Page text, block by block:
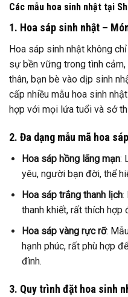
Các mẫu hoa sinh nhật tại
1. Hoa sáp sinh nhật –
Hoa sáp sinh nhật không
sự bền vững trong tình
thân, bạn bè vào dịp sinh
cấp nhiều mẫu hoa sinh
hợp với mọi lứa tuổi và sở
2. Đa dạng mẫu mã hoa
Hoa sáp hồng lãng mạn:
yêu, người bạn đời, thể
Hoa sáp trắng thanh lịch:
thanh khiết, rất thích hợp
Hoa sáp vàng rực rỡ:
hạnh phúc, rất phù hợp
đình.
3. Quy trình đặt hoa sinh